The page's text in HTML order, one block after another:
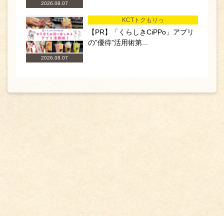
2026.08.07
2026.08.07
KCTトクもりっ
【PR】「くらしきCiPPo」アプリ
の”優待”活用術第...